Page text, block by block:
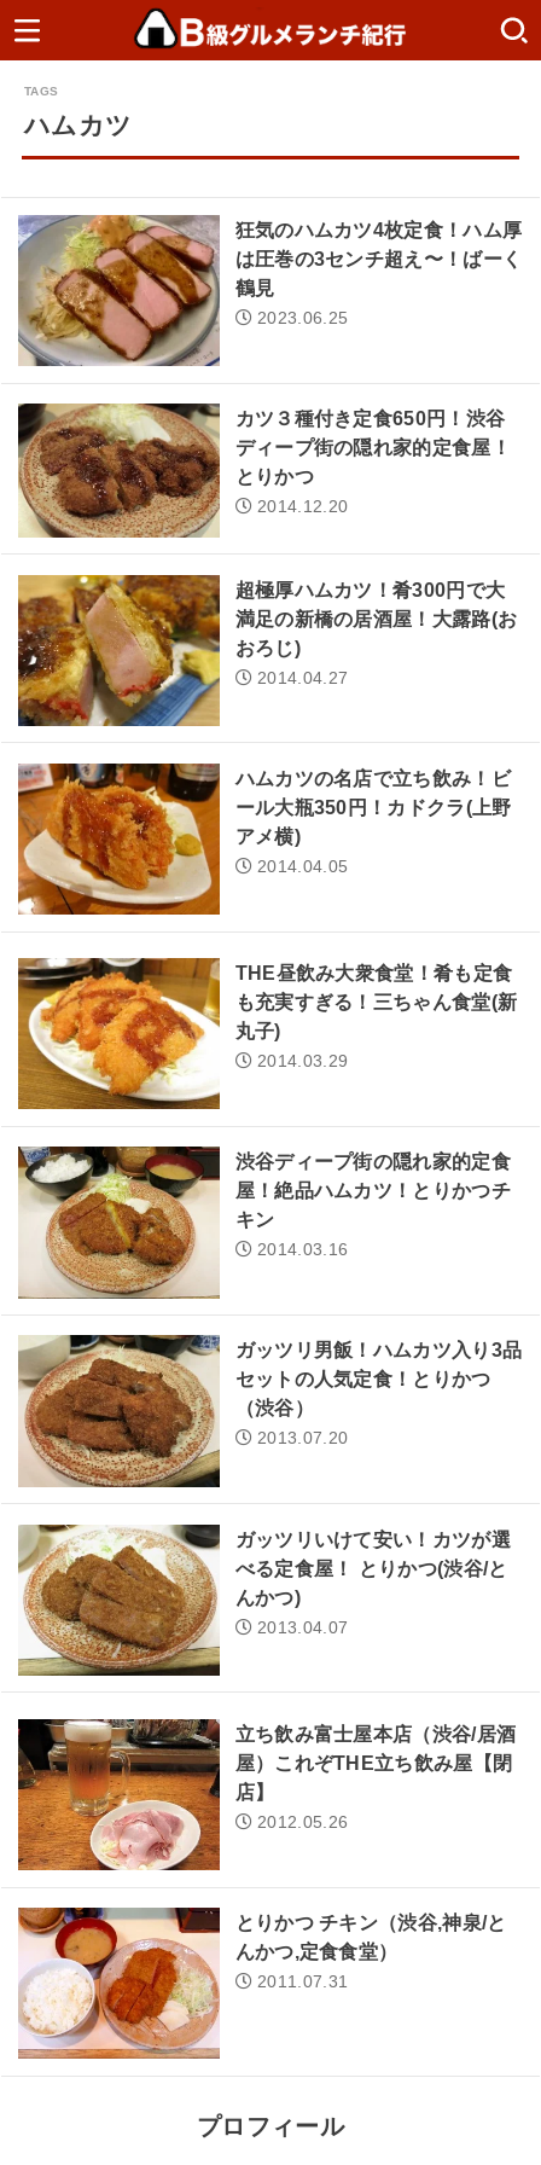
ハムカツ
狂気のハムカツ4枚定食！ハム厚
は圧巻の3センチ超え〜！ばーく
鶴見
2023.06.25
カツ３種付き定食650円！渋谷
ディープ街の隠れ家的定食屋！
とりかつ
2014.12.20
超極厚ハムカツ！肴300円で大
満足の新橋の居酒屋！大露路(お
おろじ)
2014.04.27
ハムカツの名店で立ち飲み！ビ
ール大瓶350円！カドクラ(上野
アメ横)
2014.04.05
THE昼飲み大衆食堂！肴も定食
も充実すぎる！三ちゃん食堂(新
丸子)
2014.03.29
渋谷ディープ街の隠れ家的定食
屋！絶品ハムカツ！とりかつチ
キン
2014.03.16
ガッツリ男飯！ハムカツ入り3品
セットの人気定食！とりかつ
（渋谷）
2013.07.20
ガッツリいけて安い！カツが選
べる定食屋！ とりかつ(渋谷/と
んかつ)
2013.04.07
立ち飲み富士屋本店（渋谷/居酒
屋）これぞTHE立ち飲み屋【閉
店】
2012.05.26
とりかつ チキン（渋谷,神泉/と
んかつ,定食食堂）
2011.07.31
プロフィール